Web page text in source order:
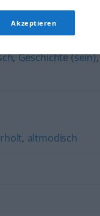
,Geschichte (sein),
, altmodisch
Akzeptieren